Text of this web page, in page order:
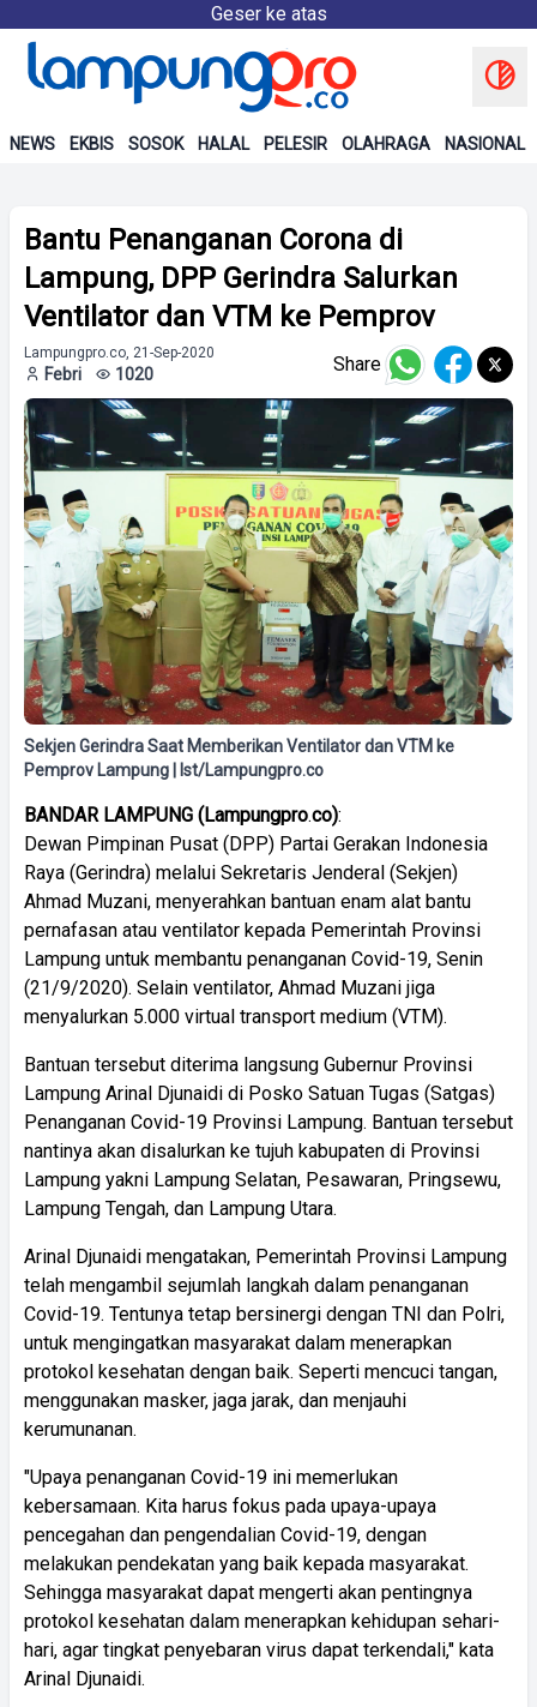
Geser ke atas
NEWS EKBIS SOSOK HALAL PELESIR OLAHRAGA NASIONAL
Bantu Penanganan Corona di
Lampung, DPP Gerindra Salurkan
Ventilator dan VTM ke Pemprov
Lampungpro.co, 21-Sep-2020
Febri 1020 Share
Sekjen Gerindra Saat Memberikan Ventilator dan VTM ke
Pemprov Lampung | Ist/Lampungpro.co
BANDAR LAMPUNG (Lampungpro.co):
Dewan Pimpinan Pusat (DPP) Partai Gerakan Indonesia
Raya (Gerindra) melalui Sekretaris Jenderal (Sekjen)
Ahmad Muzani, menyerahkan bantuan enam alat bantu
pernafasan atau ventilator kepada Pemerintah Provinsi
Lampung untuk membantu penanganan Covid-19, Senin
(21/9/2020). Selain ventilator, Ahmad Muzani jiga
menyalurkan 5.000 virtual transport medium (VTM).
Bantuan tersebut diterima langsung Gubernur Provinsi
Lampung Arinal Djunaidi di Posko Satuan Tugas (Satgas)
Penanganan Covid-19 Provinsi Lampung. Bantuan tersebut
nantinya akan disalurkan ke tujuh kabupaten di Provinsi
Lampung yakni Lampung Selatan, Pesawaran, Pringsewu,
Lampung Tengah, dan Lampung Utara.
Arinal Djunaidi mengatakan, Pemerintah Provinsi Lampung
telah mengambil sejumlah langkah dalam penanganan
Covid-19. Tentunya tetap bersinergi dengan TNI dan Polri,
untuk mengingatkan masyarakat dalam menerapkan
protokol kesehatan dengan baik. Seperti mencuci tangan,
menggunakan masker, jaga jarak, dan menjauhi
kerumunanan.
"Upaya penanganan Covid-19 ini memerlukan
kebersamaan. Kita harus fokus pada upaya-upaya
pencegahan dan pengendalian Covid-19, dengan
melakukan pendekatan yang baik kepada masyarakat.
Sehingga masyarakat dapat mengerti akan pentingnya
protokol kesehatan dalam menerapkan kehidupan sehari-
hari, agar tingkat penyebaran virus dapat terkendali," kata
Arinal Djunaidi.